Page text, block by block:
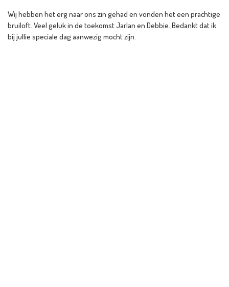
Wij hebben het erg naar ons zin gehad en vonden het een prachtige
bruiloft. Veel geluk in de toekomst Jarlan en Debbie. Bedankt dat ik
bij jullie speciale dag aanwezig mocht zijn.